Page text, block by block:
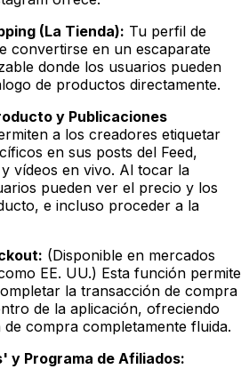
(La Tienda): Tu perfil de
convertirse en un escaparate
donde los usuarios pueden
de productos directamente.
y Publicaciones
a los creadores etiquetar
en sus posts del Feed,
vídeos en vivo. Al tocar la
pueden ver el precio y los
e incluso proceder a la
(Disponible en mercados
EE. UU.) Esta función permite
la transacción de compra
de la aplicación, ofreciendo
de compra completamente fluida.
y Programa de Afiliados: